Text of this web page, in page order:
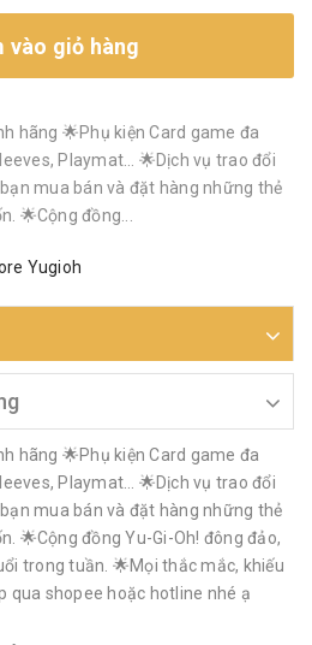
vào giỏ hàng
hãng 🌟Phụ kiện Card game đa
Playmat… 🌟Dịch vụ trao đổi
mua bán và đặt hàng những thẻ
🌟Cộng đồng...
Yugioh
hãng 🌟Phụ kiện Card game đa
Playmat… 🌟Dịch vụ trao đổi
mua bán và đặt hàng những thẻ
🌟Cộng đồng Yu-Gi-Oh! đông đảo,
trong tuần. 🌟Mọi thắc mắc, khiếu
qua shopee hoặc hotline nhé ạ